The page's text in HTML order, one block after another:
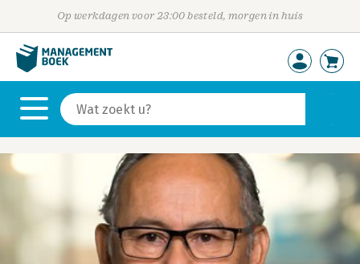
Op werkdagen voor 23:00 besteld, morgen in huis